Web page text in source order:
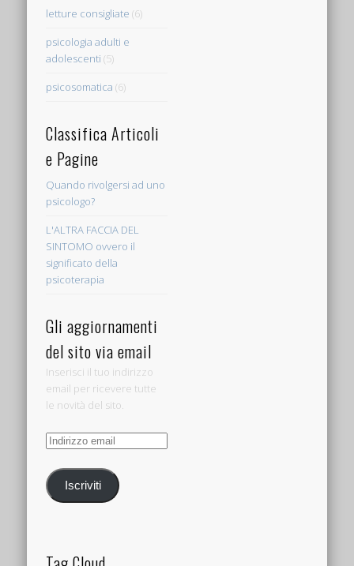
letture consigliate (6)
psicologia adulti e
adolescenti (5)
psicosomatica (6)
Classifica Articoli
e Pagine
Quando rivolgersi ad uno
psicologo?
L'ALTRA FACCIA DEL
SINTOMO ovvero il
significato della
psicoterapia
Gli aggiornamenti
del sito via email
Inserisci il tuo indirizzo
email per ricevere tutte
le novità del sito.
Indirizzo
Iscriviti